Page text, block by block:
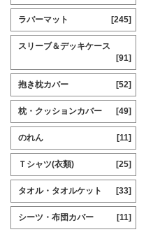
ラバーマット [245]
スリーブ＆デッキケース
[91]
抱き枕カバー [52]
枕・クッションカバー [49]
のれん [11]
Ｔシャツ(衣類) [25]
タオル・タオルケット [33]
シーツ・布団カバー [11]